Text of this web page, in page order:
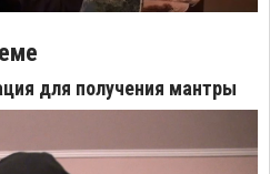
для получения мантры